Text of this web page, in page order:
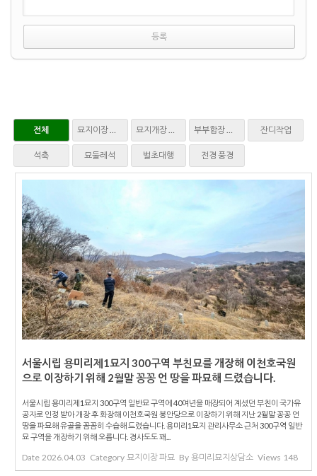
전체 묘지이장 파묘 묘지개장 화장 부부합장 매장 잔디작업
석축 묘둘레석 벌초대행 전경 풍경
서울시립 용미리제1묘지 300구역 부친묘를 개장해 이천호국원
으로 이장하기 위해 2월말 꽁꽁 언 땅을 파묘해 드렸습니다.
서울시립 용미리제1묘지 300구역 일반묘 구역에 40여년을 매장되어 계셨던 부친이 국가유
공자로 인정 받아 개장 후 화장해 이천호국원 봉안당으로 이장하기 위해 지난 2월말 꽁꽁 언
땅을 파묘해 유골을 꼼꼼히 수습해 드렸습니다. 용미리1묘지 관리사무소 근처 300구역 일반
묘 구역을 개장하기 위해 오릅니다. 경사도도 꽤...
Date 2026.04.03 Category 묘지이장 파묘 By 용미리묘지상담소 Views 148